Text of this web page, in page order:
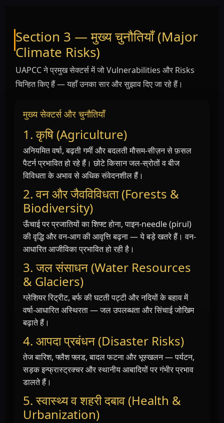
Section 3 — मुख्य चुनौतियाँ (Major
Climate Risks)
UAPCC ने प्रमुख सेक्टर्स में जो Vulnerabilities और Risks
चिन्हित किए हैं — यहाँ उनका सार और सुझाव दिए जा रहे हैं।
मुख्य सेक्टर्स और चुनौतियाँ
1. कृषि (Agriculture)
अनियमित वर्षा, बढ़ती गर्मी और बदलती मौसम-सीज़न से फ़सल
पैटर्न प्रभावित हो रहे हैं। छोटे किसान जल-स्रोतों व बीज
विविधता के अभाव से अधिक संवेदनशील हैं।
2. वन और जैवविविधता (Forests &
Biodiversity)
ऊँचाई पर प्रजातियों का शिफ्ट होना, पाइन-needle (pirul)
की वृद्धि और वन-आग की आवृत्ति बढ़ना — ये बड़े खतरे हैं। वन-
आधारित आजीविका प्रभावित हो रही है।
3. जल संसाधन (Water Resources
& Glaciers)
ग्लेशियर रिट्रीट, बर्फ की घटती पट्टी और नदियों के बहाव में
वर्षा-आधारित अस्थिरता — जल उपलब्धता और सिंचाई जोखिम
बढ़ाते हैं।
4. आपदा प्रबंधन (Disaster Risks)
तेज बारिश, फ्लैश फ्लड, बादल फटना और भूस्खलन — पर्यटन,
सड़क इन्फ्रास्ट्रक्चर और स्थानीय आबादियों पर गंभीर प्रभाव
डालते हैं।
5. स्वास्थ्य व शहरी दबाव (Health &
Urbanization)